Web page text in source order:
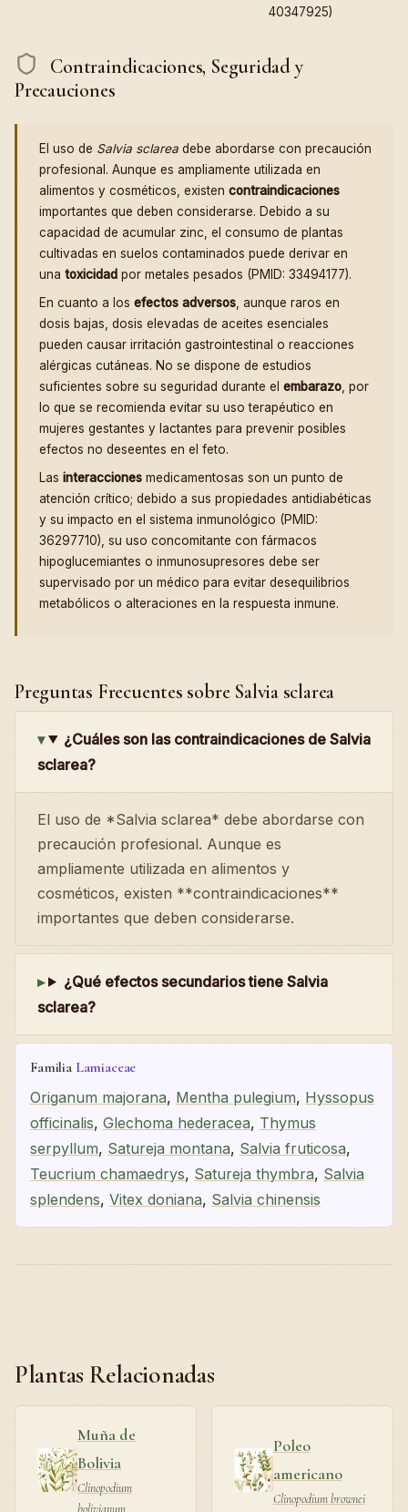
40347925)
Contraindicaciones, Seguridad y
Precauciones
El uso de Salvia sclarea debe abordarse con precaución
profesional. Aunque es ampliamente utilizada en
alimentos y cosméticos, existen contraindicaciones
importantes que deben considerarse. Debido a su
capacidad de acumular zinc, el consumo de plantas
cultivadas en suelos contaminados puede derivar en
una toxicidad por metales pesados (PMID: 33494177).
En cuanto a los efectos adversos , aunque raros en
dosis bajas, dosis elevadas de aceites esenciales
pueden causar irritación gastrointestinal o reacciones
alérgicas cutáneas. No se dispone de estudios
suficientes sobre su seguridad durante el embarazo , por
lo que se recomienda evitar su uso terapéutico en
mujeres gestantes y lactantes para prevenir posibles
efectos no deseentes en el feto.
Las interacciones medicamentosas son un punto de
atención crítico; debido a sus propiedades antidiabéticas
y su impacto en el sistema inmunológico (PMID:
36297710), su uso concomitante con fármacos
hipoglucemiantes o inmunosupresores debe ser
supervisado por un médico para evitar desequilibrios
metabólicos o alteraciones en la respuesta inmune.
Preguntas Frecuentes sobre Salvia sclarea
¿Cuáles son las contraindicaciones de Salvia
sclarea?
El uso de *Salvia sclarea* debe abordarse con
precaución profesional. Aunque es
ampliamente utilizada en alimentos y
cosméticos, existen **contraindicaciones**
importantes que deben considerarse.
¿Qué efectos secundarios tiene Salvia
sclarea?
Familia Lamiaceae
Origanum majorana, Mentha pulegium, Hyssopus
officinalis, Glechoma hederacea, Thymus
serpyllum, Satureja montana, Salvia fruticosa,
Teucrium chamaedrys, Satureja thymbra, Salvia
splendens, Vitex doniana, Salvia chinensis
Plantas Relacionadas
Muña de
Bolivia
Clinopodium
Poleo
americano
Clinopodium brownei